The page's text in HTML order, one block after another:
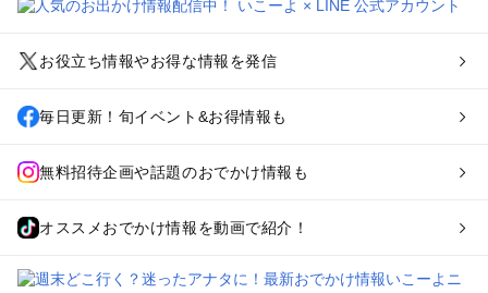
お役立ち情報やお得な情報を発信
毎日更新！旬イベント&お得情報も
無料招待企画や話題のおでかけ情報も
オススメおでかけ情報を動画で紹介！